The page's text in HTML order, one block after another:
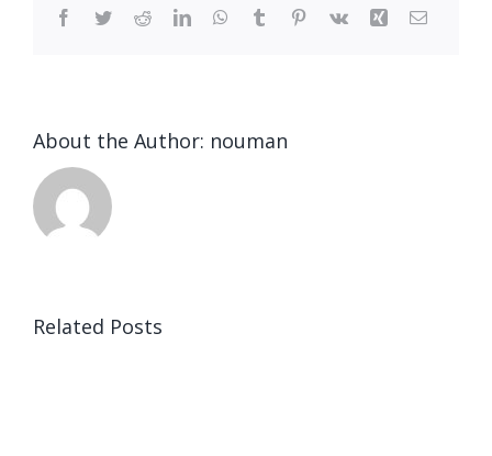
Facebook
TwitterRedditLinkedInWhatsApp
Tumblr Pinterest
Vk Xing Email
About the Author: nouman
Related Posts